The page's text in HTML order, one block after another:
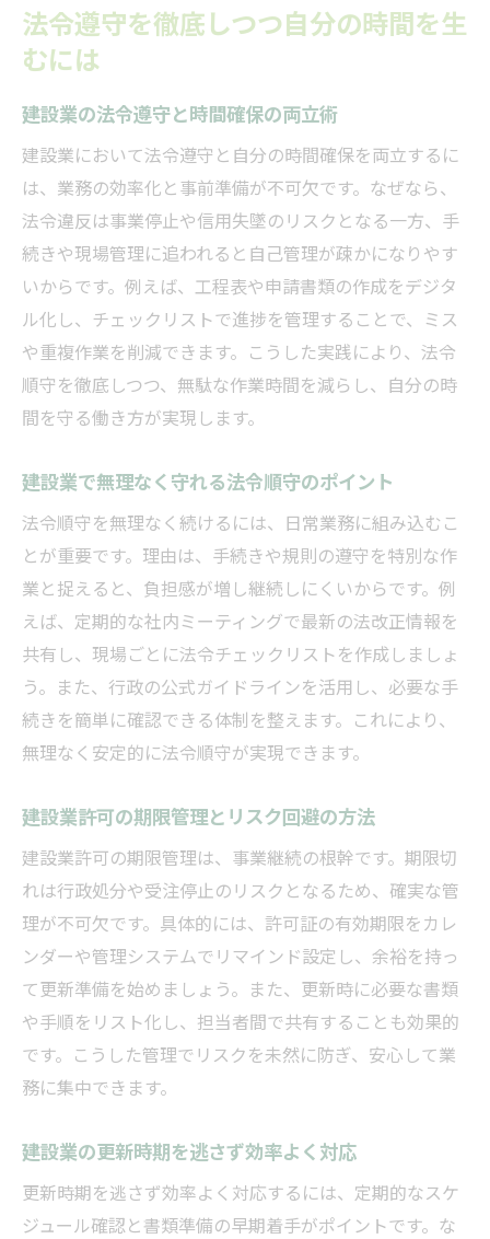
法令遵守を徹底しつつ自分の時間を生
むには
建設業の法令遵守と時間確保の両立術
建設業において法令遵守と自分の時間確保を両立するに
は、業務の効率化と事前準備が不可欠です。なぜなら、
法令違反は事業停止や信用失墜のリスクとなる一方、手
続きや現場管理に追われると自己管理が疎かになりやす
いからです。例えば、工程表や申請書類の作成をデジタ
ル化し、チェックリストで進捗を管理することで、ミス
や重複作業を削減できます。こうした実践により、法令
順守を徹底しつつ、無駄な作業時間を減らし、自分の時
間を守る働き方が実現します。
建設業で無理なく守れる法令順守のポイント
法令順守を無理なく続けるには、日常業務に組み込むこ
とが重要です。理由は、手続きや規則の遵守を特別な作
業と捉えると、負担感が増し継続しにくいからです。例
えば、定期的な社内ミーティングで最新の法改正情報を
共有し、現場ごとに法令チェックリストを作成しましょ
う。また、行政の公式ガイドラインを活用し、必要な手
続きを簡単に確認できる体制を整えます。これにより、
無理なく安定的に法令順守が実現できます。
建設業許可の期限管理とリスク回避の方法
建設業許可の期限管理は、事業継続の根幹です。期限切
れは行政処分や受注停止のリスクとなるため、確実な管
理が不可欠です。具体的には、許可証の有効期限をカレ
ンダーや管理システムでリマインド設定し、余裕を持っ
て更新準備を始めましょう。また、更新時に必要な書類
や手順をリスト化し、担当者間で共有することも効果的
です。こうした管理でリスクを未然に防ぎ、安心して業
務に集中できます。
建設業の更新時期を逃さず効率よく対応
更新時期を逃さず効率よく対応するには、定期的なスケ
ジュール確認と書類準備の早期着手がポイントです。な